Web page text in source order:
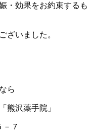
・効果をお約束するも
ざいました。
なら
薬手院」
７